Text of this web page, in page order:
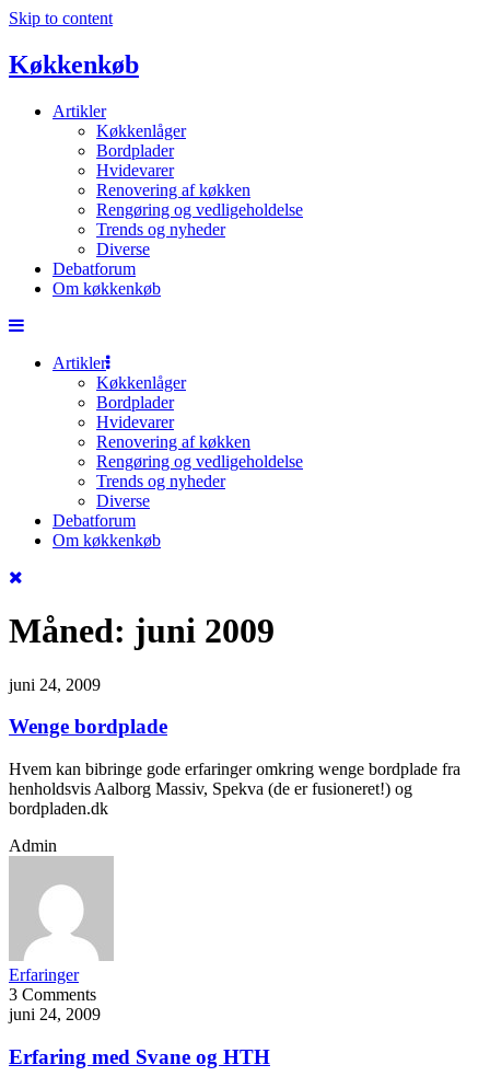
Skip to content
Køkkenkøb
Artikler
Køkkenlåger
Bordplader
Hvidevarer
Renovering af køkken
Rengøring og vedligeholdelse
Trends og nyheder
Diverse
Debatforum
Om køkkenkøb
Artikler
Køkkenlåger
Bordplader
Hvidevarer
Renovering af køkken
Rengøring og vedligeholdelse
Trends og nyheder
Diverse
Debatforum
Om køkkenkøb
Måned: juni 2009
juni 24, 2009
Wenge bordplade
Hvem kan bibringe gode erfaringer omkring wenge bordplade fra
henholdsvis Aalborg Massiv, Spekva (de er fusioneret!) og
bordpladen.dk
Admin
Erfaringer
3 Comments
juni 24, 2009
Erfaring med Svane og HTH